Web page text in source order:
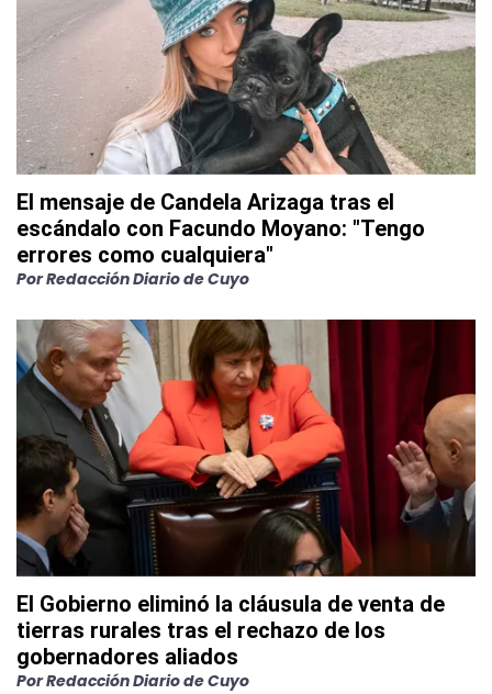
El mensaje de Candela Arizaga tras el
escándalo con Facundo Moyano: "Tengo
errores como cualquiera"
PorRedacción Diario de Cuyo
El Gobierno eliminó la cláusula de venta de
tierras rurales tras el rechazo de los
gobernadores aliados
PorRedacción Diario de Cuyo